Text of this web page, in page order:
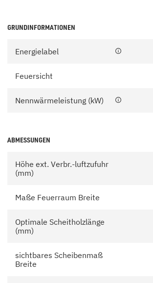
GRUNDINFORMATIONEN
Energielabel
Feuersicht
Nennwärmeleistung (kW)
ABMESSUNGEN
Höhe ext. Verbr.-luftzufuhr
(mm)
Maße Feuerraum Breite
Optimale Scheitholzlänge
(mm)
sichtbares Scheibenmaß
Breite